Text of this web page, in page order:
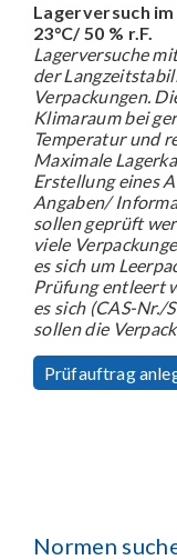
Lagerversuch
23°C/ 50 % r.F.
Lagerversuche
der
Verpackungen.
Klimaraum bei
Temperatur und
Maximale
Erstellung eines
Angaben/
sollen geprüft
viele
es sich um
Prüfung entleert
es sich (CAS-Nr./
sollen die
Prüfauftrag
Normen